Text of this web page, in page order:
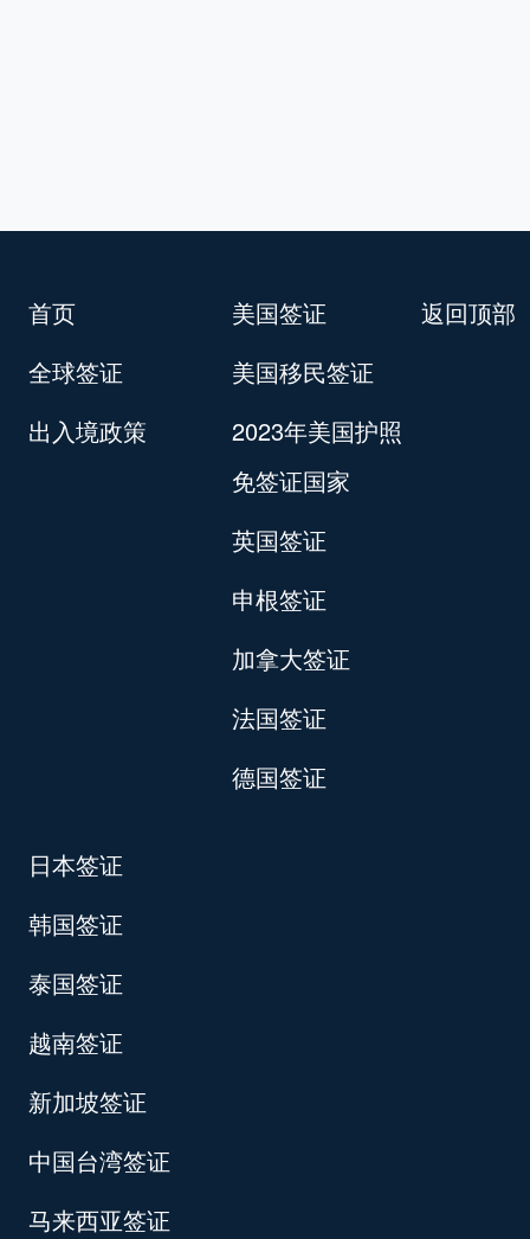
返回顶部
首页
全球签证
出入境政策
美国签证
美国移民签证
2023年美国护照
免签证国家
英国签证
申根签证
加拿大签证
法国签证
德国签证
日本签证
韩国签证
泰国签证
越南签证
新加坡签证
中国台湾签证
马来西亚签证